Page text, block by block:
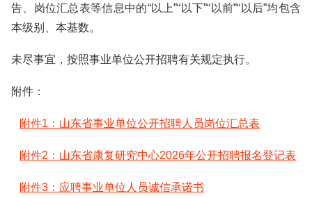
告、岗位汇总表等信息中的“以上”“以下”“以前”“以后”均包含
本级别、本基数。
未尽事宜，按照事业单位公开招聘有关规定执行。
附件：
附件1：山东省事业单位公开招聘人员岗位汇总表
附件2：山东省康复研究中心2026年公开招聘报名登记表
附件3：应聘事业单位人员诚信承诺书